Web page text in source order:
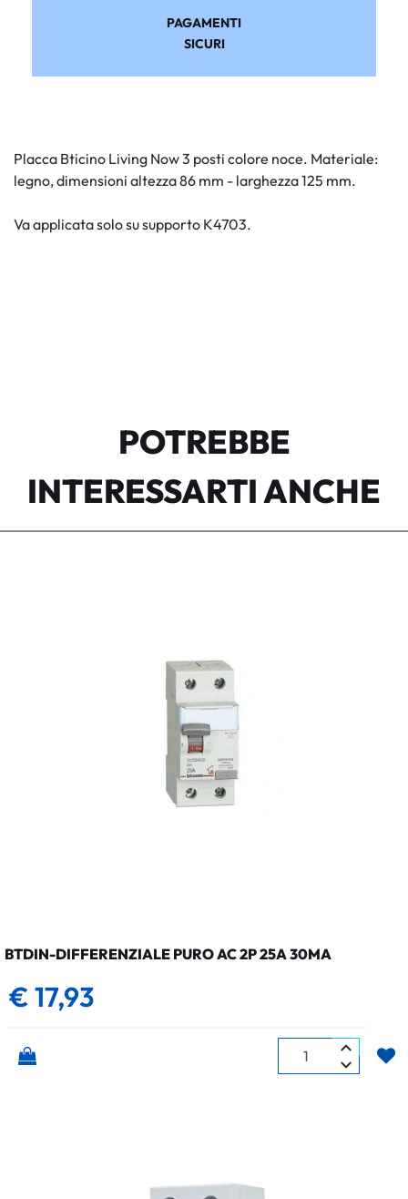
PAGAMENTI
SICURI
Placca Bticino Living Now 3 posti colore noce. Materiale:
legno, dimensioni altezza 86 mm - larghezza 125 mm.
Va applicata solo su supporto K4703.
POTREBBE
INTERESSARTI ANCHE
BTDIN-DIFFERENZIALE PURO AC 2P 25A 30MA
€ 17,93
Quantità